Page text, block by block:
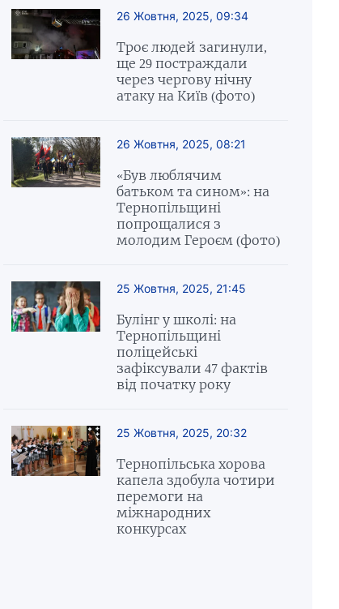
26 Жовтня, 2025, 09:34
Троє людей загинули,
ще 29 постраждали
через чергову нічну
атаку на Київ (фото)
26 Жовтня, 2025, 08:21
«Був люблячим
батьком та сином»: на
Тернопільщині
попрощалися з
молодим Героєм (фото)
25 Жовтня, 2025, 21:45
Булінг у школі: на
Тернопільщині
поліцейські
зафіксували 47 фактів
від початку року
25 Жовтня, 2025, 20:32
Тернопільська хорова
капела здобула чотири
перемоги на
міжнародних
конкурсах